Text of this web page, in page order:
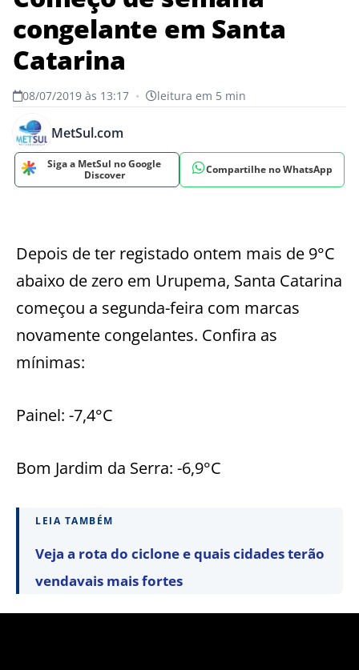
congelante em Santa
Catarina
08/07/2019 às 13:17 • leitura em 5 min
MetSul.com
Siga a MetSul no Google
Discover
Compartilhe no WhatsApp
Depois de ter registado ontem mais de 9°C
abaixo de zero em Urupema, Santa Catarina
começou a segunda-feira com marcas
novamente congelantes. Confira as
mínimas:
Painel: -7,4°C
Bom Jardim da Serra: -6,9°C
LEIA TAMBÉM
Veja a rota do ciclone e quais cidades terão
vendavais mais fortes